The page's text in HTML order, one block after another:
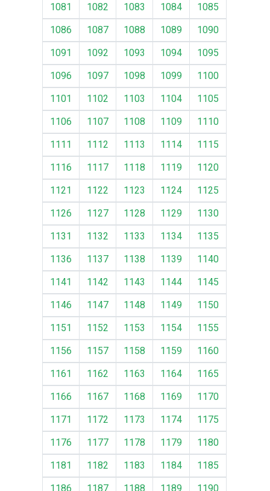
1081
1082 1083 1084
1085
1086
1087 1088 1089
1090
1091
1092 1093 1094
1095
1096
1097 1098 1099
1100
1101
1102 1103 1104
1105
1106
1107 1108 1109
1110
1111
1112 1113 1114
1115
1116
1117 1118 1119
1120
1121
1122 1123 1124
1125
1126
1127 1128 1129
1130
1131
1132 1133 1134
1135
1136
1137 1138 1139
1140
1141
1142 1143 1144
1145
1146
1147 1148 1149
1150
1151
1152 1153 1154
1155
1156
1157 1158 1159
1160
1161
1162 1163 1164
1165
1166
1167 1168 1169
1170
1171
1172 1173 1174
1175
1176
1177 1178 1179
1180
1181
1182 1183 1184
1185
1186
1187 1188 1189 1190